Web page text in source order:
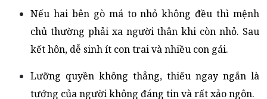
Nếu hai bên gò má to nhỏ không đều thì mệnh
chủ thường phải xa người thân khi còn nhỏ. Sau
kết hôn, dễ sinh ít con trai và nhiều con gái.
Lưỡng quyền không thẳng, thiếu ngay ngắn là
tướng của người không đáng tin và rất xảo ngôn.